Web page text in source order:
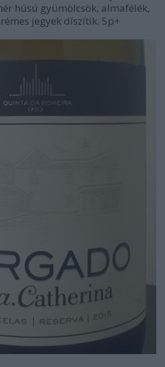
húsú gyümölcsök, almafélék,
jegyek díszítik. 5p+